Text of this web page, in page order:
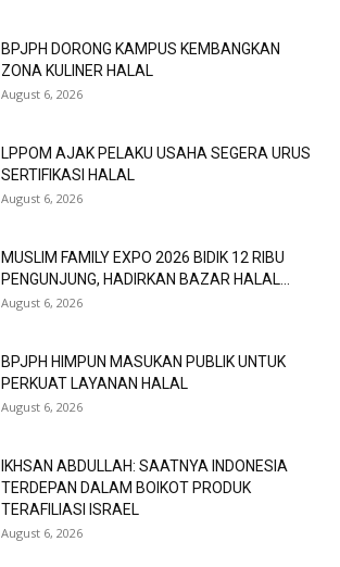
BPJPH DORONG KAMPUS KEMBANGKAN
ZONA KULINER HALAL
August 6, 2026
LPPOM AJAK PELAKU USAHA SEGERA URUS
SERTIFIKASI HALAL
August 6, 2026
MUSLIM FAMILY EXPO 2026 BIDIK 12 RIBU
PENGUNJUNG, HADIRKAN BAZAR HALAL...
August 6, 2026
BPJPH HIMPUN MASUKAN PUBLIK UNTUK
PERKUAT LAYANAN HALAL
August 6, 2026
IKHSAN ABDULLAH: SAATNYA INDONESIA
TERDEPAN DALAM BOIKOT PRODUK
TERAFILIASI ISRAEL
August 6, 2026